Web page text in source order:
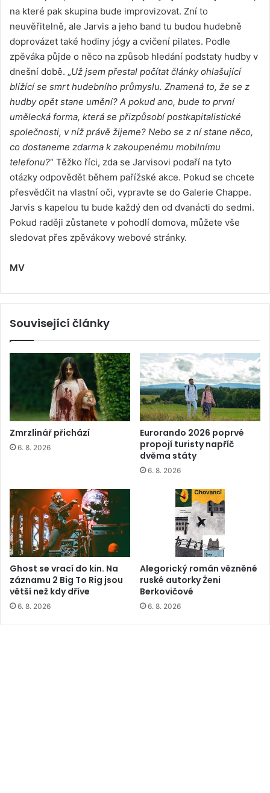
na které pak skupina bude improvizovat. Zní to
neuvěřitelně, ale Jarvis a jeho band tu budou hudebně
doprovázet také hodiny jógy a cvičení pilates. Podle
zpěváka půjde o něco na způsob hledání podstaty hudby v
dnešní době. „Už jsem přestal počítat články ohlašující
blížící se smrt hudebního průmyslu. Znamená to, že se z
hudby opět stane umění? A pokud ano, bude to první
umělecká forma, která se přizpůsobí postkapitalistické
společnosti, v níž právě žijeme? Nebo se z ní stane něco,
co dostaneme zdarma k zakoupenému mobilnímu
telefonu?“ Těžko říci, zda se Jarvisovi podaří na tyto
otázky odpovědět během pařížské akce. Pokud se chcete
přesvědčit na vlastní oči, vypravte se do Galerie Chappe.
Jarvis s kapelou tu bude každý den od dvanácti do sedmi.
Pokud raději zůstanete v pohodlí domova, můžete vše
sledovat přes zpěvákovy webové stránky.
MV
Související články
Zmrzlinář přichází
6. 8. 2026
Eurorando 2026 poprvé
propojí turisty napříč
dvěma státy
6. 8. 2026
Ghost se vrací do kin. Na
záznamu 2 Big To Rig jsou
větší než kdy dříve
6. 8. 2026
Alegorický román vězněné
ruské autorky Ženi
Berkovičové
6. 8. 2026